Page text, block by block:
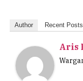
Author Recent Posts
Aris